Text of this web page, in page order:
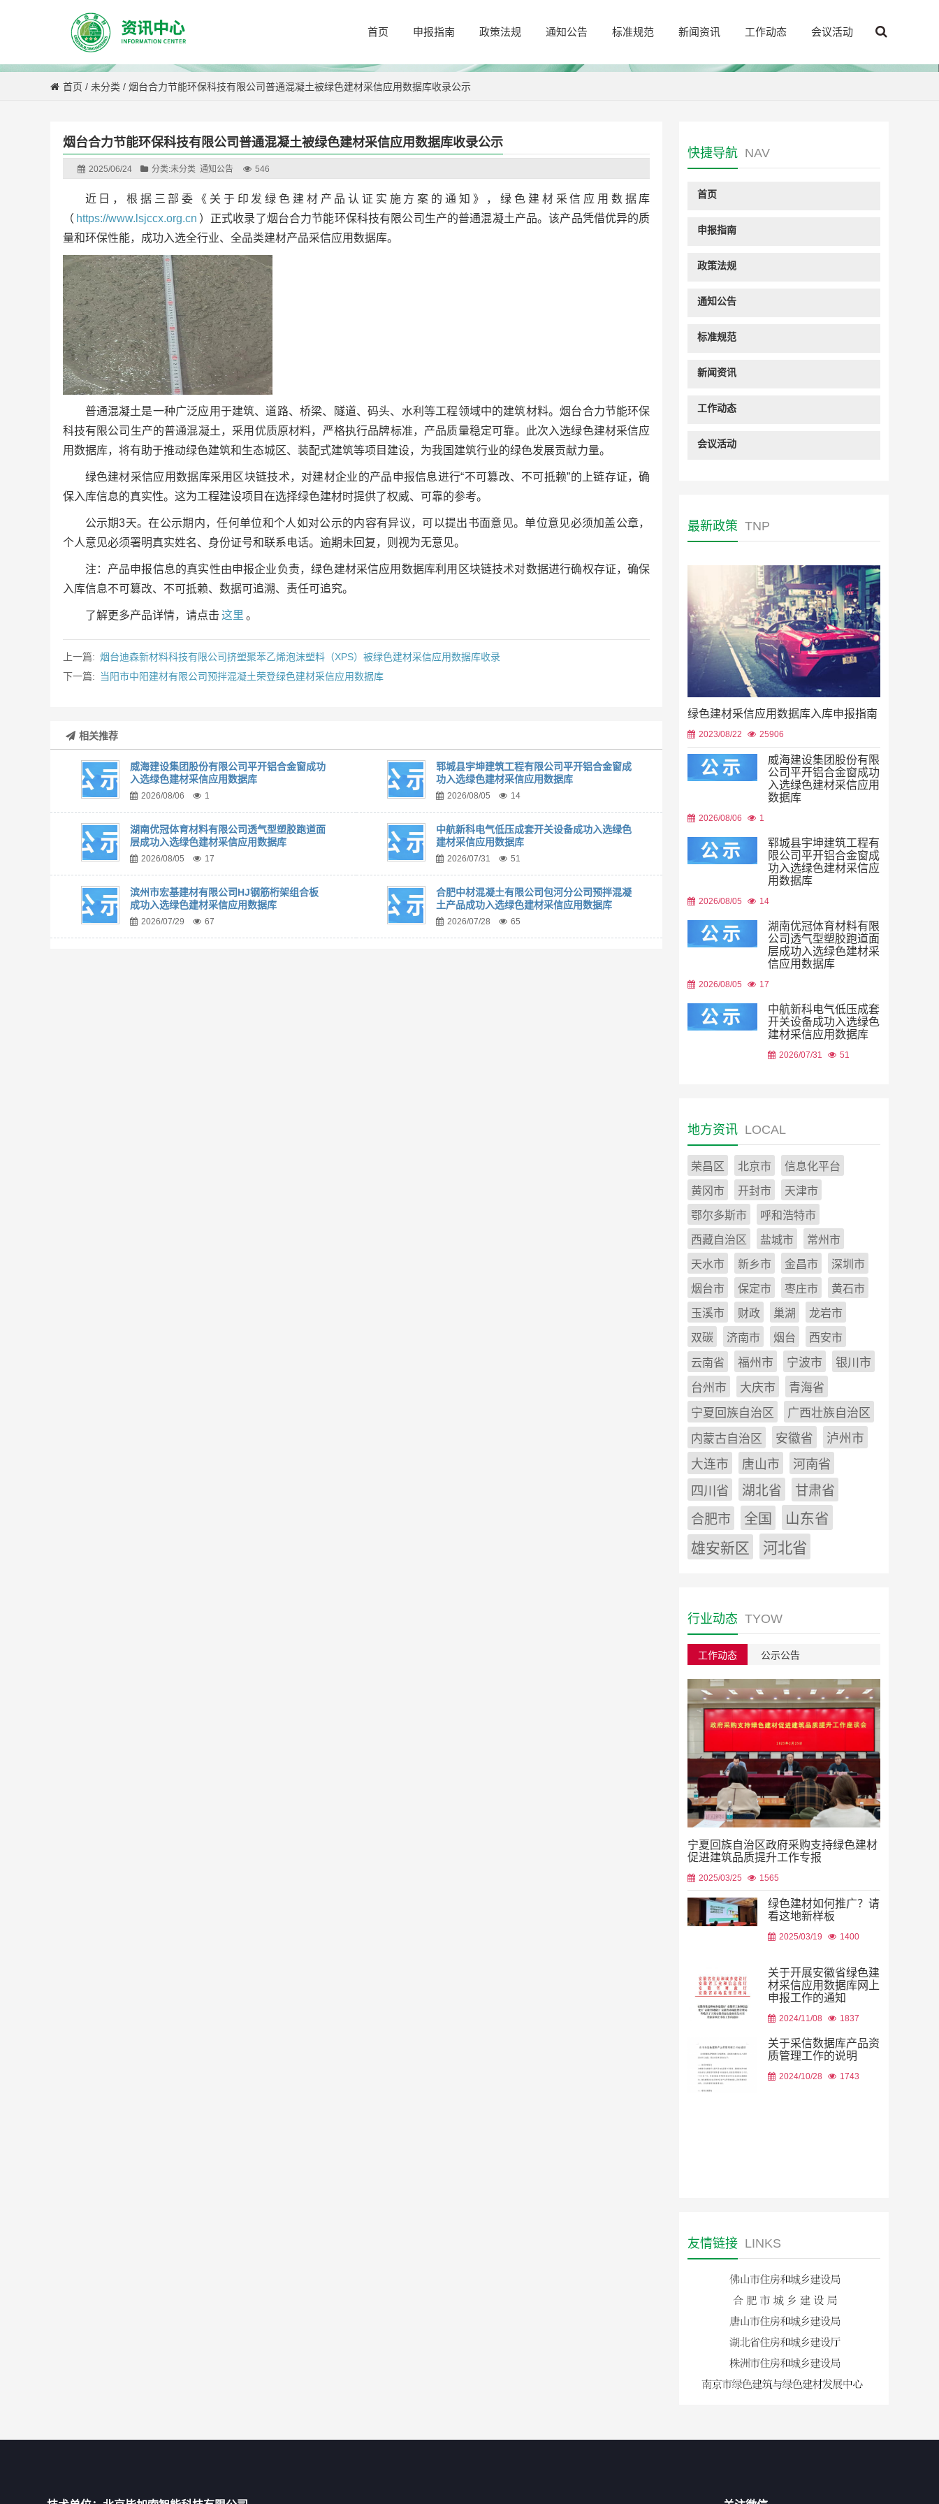
首页 申报指南 政策法规 通知公告 标准规范 新闻资讯 工作动态 会议活动
首页 / 未分类 / 烟台合力节能环保科技有限公司普通混凝土被绿色建材采信应用数据库收录公示
烟台合力节能环保科技有限公司普通混凝土被绿色建材采信应用数据库收录公示
2025/06/24 分类:未分类 通知公告 546
近日，根据三部委《关于印发绿色建材产品认证实施方案的通知》，绿色建材采信应用数据库
（ https://www.lsjccx.org.cn ）正式收录了烟台合力节能环保科技有限公司生产的普通混凝土产品。该产品凭借优异的质
量和环保性能，成功入选全行业、全品类建材产品采信应用数据库。
普通混凝土是一种广泛应用于建筑、道路、桥梁、隧道、码头、水利等工程领域中的建筑材料。烟台合力节能环保
科技有限公司生产的普通混凝土，采用优质原材料，严格执行品牌标准，产品质量稳定可靠。此次入选绿色建材采信应
用数据库，将有助于推动绿色建筑和生态城区、装配式建筑等项目建设，为我国建筑行业的绿色发展贡献力量。
绿色建材采信应用数据库采用区块链技术，对建材企业的产品申报信息进行“不可篡改、不可抵赖”的上链存证，确
保入库信息的真实性。这为工程建设项目在选择绿色建材时提供了权威、可靠的参考。
公示期3天。在公示期内，任何单位和个人如对公示的内容有异议，可以提出书面意见。单位意见必须加盖公章，
个人意见必须署明真实姓名、身份证号和联系电话。逾期未回复，则视为无意见。
注：产品申报信息的真实性由申报企业负责，绿色建材采信应用数据库利用区块链技术对数据进行确权存证，确保
入库信息不可篡改、不可抵赖、数据可追溯、责任可追究。
了解更多产品详情，请点击 这里 。
上一篇: 烟台迪森新材料科技有限公司挤塑聚苯乙烯泡沫塑料（XPS）被绿色建材采信应用数据库收录
下一篇:
当阳市中阳建材有限公司预拌混凝土荣登绿色建材采信应用数据库
相关推荐
威海建设集团股份有限公司平开铝合金窗成功
入选绿色建材采信应用数据库
2026/08/06 1
郓城县宇坤建筑工程有限公司平开铝合金窗成
功入选绿色建材采信应用数据库
2026/08/05 14
湖南优冠体育材料有限公司透气型塑胶跑道面
层成功入选绿色建材采信应用数据库
2026/08/05 17
中航新科电气低压成套开关设备成功入选绿色
建材采信应用数据库
2026/07/31 51
滨州市宏基建材有限公司HJ钢筋桁架组合板
成功入选绿色建材采信应用数据库
2026/07/29 67
合肥中材混凝土有限公司包河分公司预拌混凝
土产品成功入选绿色建材采信应用数据库
2026/07/28 65
快捷导航 NAV
首页
申报指南
政策法规
通知公告
标准规范
新闻资讯
工作动态
会议活动
最新政策 TNP
绿色建材采信应用数据库入库申报指南
2023/08/22 25906
威海建设集团股份有限
公司平开铝合金窗成功
入选绿色建材采信应用
数据库
2026/08/06 1
郓城县宇坤建筑工程有
限公司平开铝合金窗成
功入选绿色建材采信应
用数据库
2026/08/05 14
湖南优冠体育材料有限
公司透气型塑胶跑道面
层成功入选绿色建材采
信应用数据库
2026/08/05 17
中航新科电气低压成套
开关设备成功入选绿色
建材采信应用数据库
2026/07/31 51
地方资讯 LOCAL
荣昌区 北京市 信息化平台
黄冈市 开封市 天津市
鄂尔多斯市 呼和浩特市
西藏自治区 盐城市 常州市
天水市 新乡市 金昌市 深圳市
烟台市 保定市 枣庄市 黄石市
玉溪市 财政 巢湖 龙岩市
双碳 济南市 烟台 西安市
云南省 福州市 宁波市
银川市
台州市
大庆市
青海省
宁夏回族自治区
广西壮族自治区
内蒙古自治区
安徽省
泸州市
大连市
唐山市
河南省
四川省
湖北省
甘肃省
合肥市
全国
山东省
雄安新区
河北省
行业动态 TYOW
工作动态 公示公告
宁夏回族自治区政府采购支持绿色建材
促进建筑品质提升工作专报
2025/03/25 1565
绿色建材如何推广？请
看这地新样板
2025/03/19 1400
关于开展安徽省绿色建
材采信应用数据库网上
申报工作的通知
2024/11/08 1837
关于采信数据库产品资
质管理工作的说明
2024/10/28 1743
友情链接 LINKS